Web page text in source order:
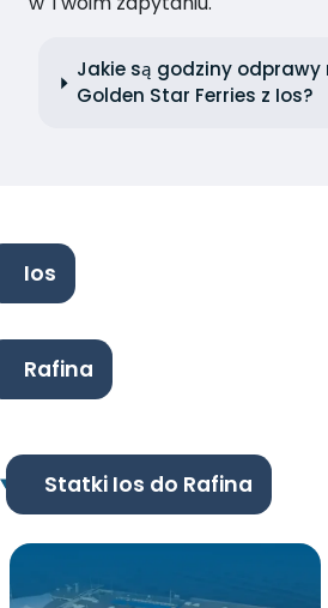
Jakie są godziny
Golden Star Ferries z Ios?
Ios
Rafina
Statki Ios do Rafina